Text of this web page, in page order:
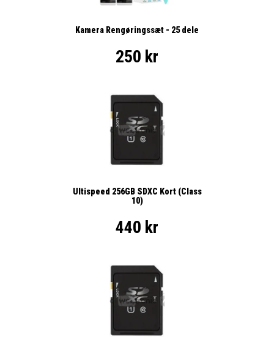
Kamera Rengøringssæt - 25 dele
250 kr
Ultispeed 256GB SDXC Kort (Class
10)
440 kr